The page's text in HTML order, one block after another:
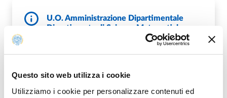
Questo sito web utilizza i cookie
Utilizziamo i cookie per personalizzare contenuti ed
U.O. Amministrazione Dipartimentale
Dipartimento di Scienze Matematiche,
VAI ALLA SCHEDA DI U.O. AMMINISTRAZIONE